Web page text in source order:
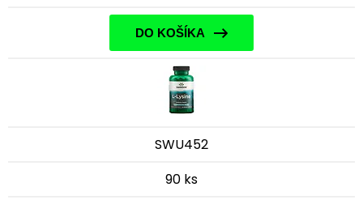
DO KOŠÍKA
SWU452
90 ks